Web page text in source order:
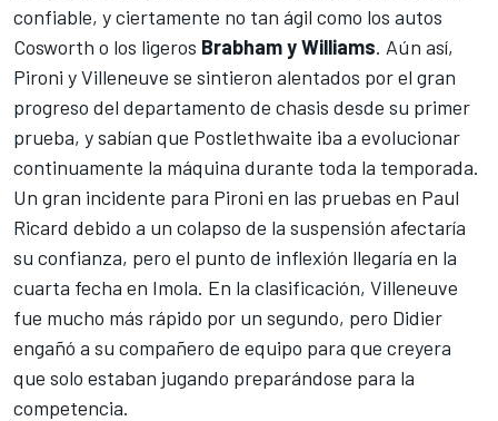
confiable, y ciertamente no tan ágil como los autos
Cosworth o los ligeros Brabham y Williams. Aún así,
Pironi y Villeneuve se sintieron alentados por el gran
progreso del departamento de chasis desde su primer
prueba, y sabían que Postlethwaite iba a evolucionar
continuamente la máquina durante toda la temporada.
Un gran incidente para Pironi en las pruebas en Paul
Ricard debido a un colapso de la suspensión afectaría
su confianza, pero el punto de inflexión llegaría en la
cuarta fecha en Imola. En la clasificación, Villeneuve
fue mucho más rápido por un segundo, pero Didier
engañó a su compañero de equipo para que creyera
que solo estaban jugando preparándose para la
competencia.